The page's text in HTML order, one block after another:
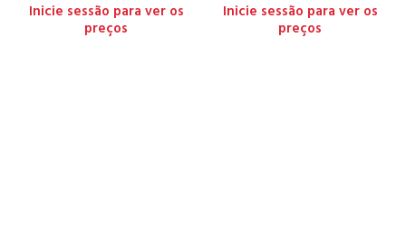
Inicie sessão para ver os
preços
Inicie sessão para ver os
preços